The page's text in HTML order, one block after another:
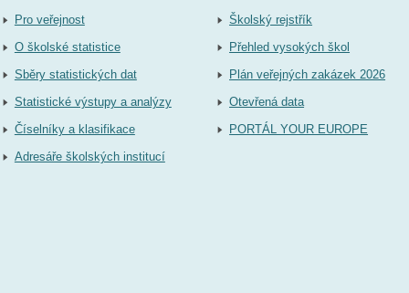
Pro veřejnost
O školské statistice
Sběry statistických dat
Statistické výstupy a analýzy
Číselníky a klasifikace
Adresáře školských institucí
Školský rejstřík
Přehled vysokých škol
Plán veřejných zakázek 2026
Otevřená data
PORTÁL YOUR EUROPE